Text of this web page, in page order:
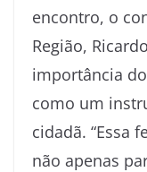
encontro, o
Região,
importância do
como um
cidadã. “Essa
não apenas